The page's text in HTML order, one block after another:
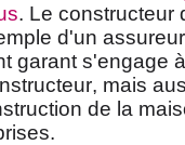
. Le constructeur
d'un
garant s'engage
mais
de la